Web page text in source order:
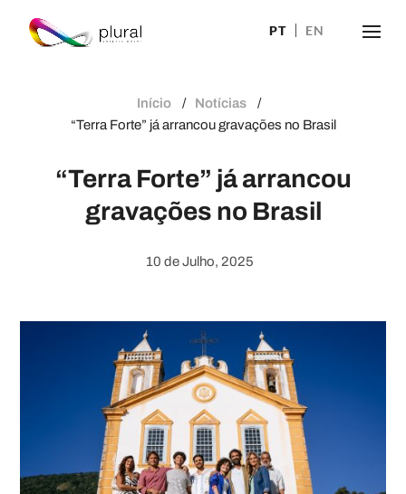
PT EN
Início
Notícias
“Terra Forte” já arrancou gravações no Brasil
“Terra Forte” já arrancou
gravações no Brasil
10 de Julho, 2025